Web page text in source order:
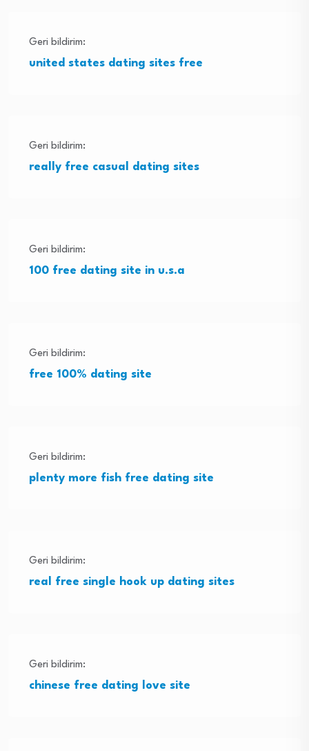
Geri bildirim:
united states dating sites free
Geri bildirim:
really free casual dating sites
Geri bildirim:
100 free dating site in u.s.a
Geri bildirim:
free 100% dating site
Geri bildirim:
plenty more fish free dating site
Geri bildirim:
real free single hook up dating sites
Geri bildirim:
chinese free dating love site